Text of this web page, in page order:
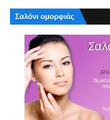
Σαλόνι ομορφιάς